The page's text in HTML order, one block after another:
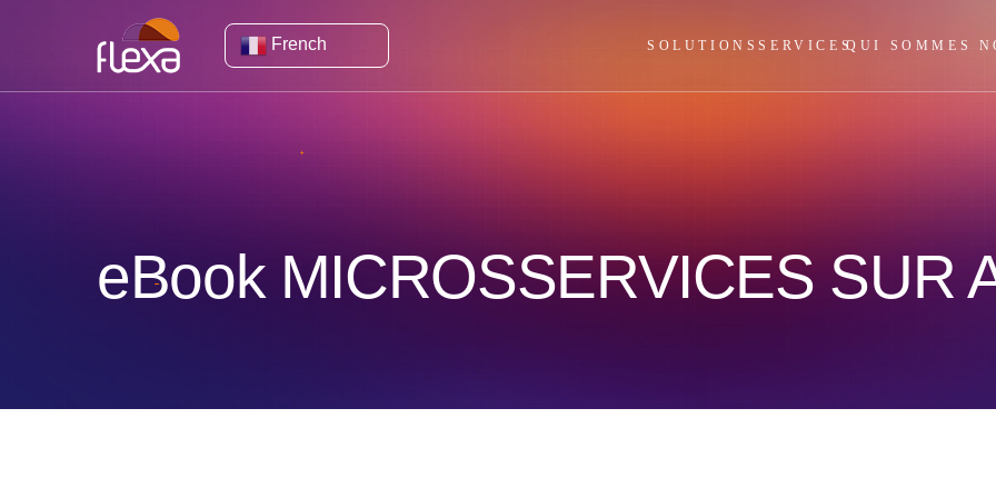
French SOLUTIONSSERVICESQUI SOMMES
eBook MICROSSERVICES SUR